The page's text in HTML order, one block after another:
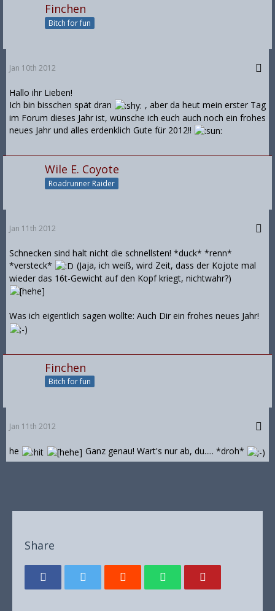
Finchen
Bitch for fun
Jan 10th 2012
Hallo ihr Lieben!
Ich bin bisschen spät dran
, aber da heut mein erster Tag
im Forum dieses Jahr ist, wünsche ich euch auch noch ein frohes
neues Jahr und alles erdenklich Gute für 2012!!
Wile E. Coyote
Roadrunner Raider
Jan 11th 2012
Schnecken sind halt nicht die schnellsten! *duck* *renn*
*versteck*
(Jaja, ich weiß, wird Zeit, dass der Kojote mal
wieder das 16t-Gewicht auf den Kopf kriegt, nichtwahr?)
Was ich eigentlich sagen wollte: Auch Dir ein frohes neues Jahr!
Finchen
Bitch for fun
Jan 11th 2012
he Ganz genau! Wart's nur ab, du..... *droh*
Share